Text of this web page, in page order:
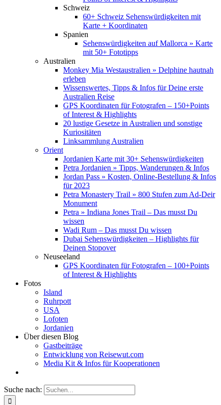
Schweiz
60+ Schweiz Sehenswürdigkeiten mit
Karte + Koordinaten
Spanien
Sehenswürdigkeiten auf Mallorca » Karte
mit 50+ Fototipps
Australien
Monkey Mia Westaustralien » Delphine hautnah
erleben
Wissenswertes, Tipps & Infos für Deine erste
Australien Reise
GPS Koordinaten für Fotografen – 150+Points
of Interest & Highlights
20 lustige Gesetze in Australien und sonstige
Kuriositäten
Linksammlung Australien
Orient
Jordanien Karte mit 30+ Sehenswürdigkeiten
Petra Jordanien » Tipps, Wanderungen & Infos
Jordan Pass » Kosten, Online-Bestellung & Infos
für 2023
Petra Monastery Trail » 800 Stufen zum Ad-Deir
Monument
Petra » Indiana Jones Trail – Das musst Du
wissen
Wadi Rum – Das musst Du wissen
Dubai Sehenswürdigkeiten – Highlights für
Deinen Stopover
Neuseeland
GPS Koordinaten für Fotografen – 100+Points
of Interest & Highlights
Fotos
Island
Ruhrpott
USA
Lofoten
Jordanien
Über diesen Blog
Gastbeiträge
Entwicklung von Reisewut.com
Media Kit & Infos für Kooperationen
Suche nach: